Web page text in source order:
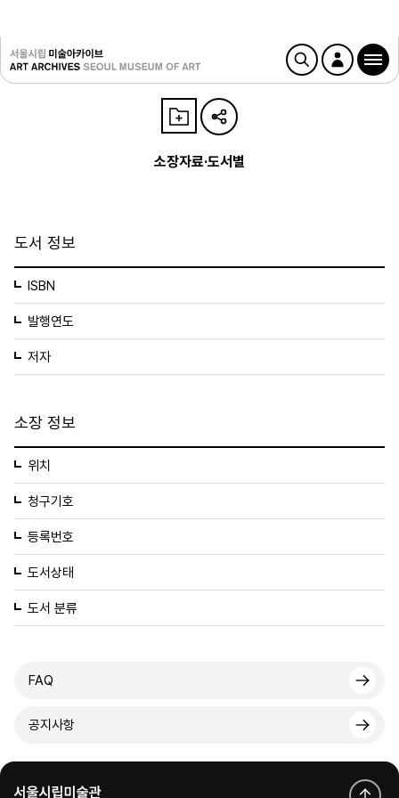
소장자료·도서별
도서 정보
ISBN
발행연도
저자
소장 정보
위치
청구기호
등록번호
도서상태
도서 분류
FAQ
공지사항